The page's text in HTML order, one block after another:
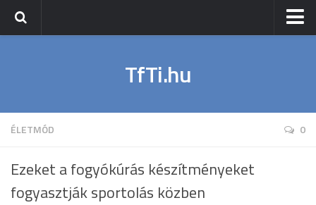
Wellness
TfTi.hu
ÉLETMÓD 0
Ezeket a fogyókúrás készítményeket
fogyasztják sportolás közben